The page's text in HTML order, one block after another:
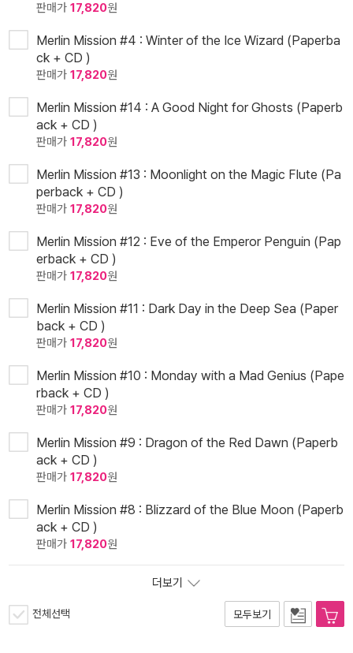
판매가 17,820원
Merlin Mission #4 : Winter of the Ice Wizard (Paperba
ck + CD )
판매가 17,820원
Merlin Mission #14 : A Good Night for Ghosts (Paperb
ack + CD )
판매가 17,820원
Merlin Mission #13 : Moonlight on the Magic Flute (Pa
perback + CD )
판매가 17,820원
Merlin Mission #12 : Eve of the Emperor Penguin (Pap
erback + CD )
판매가 17,820원
Merlin Mission #11 : Dark Day in the Deep Sea (Paper
back + CD )
판매가 17,820원
Merlin Mission #10 : Monday with a Mad Genius (Pape
rback + CD )
판매가 17,820원
Merlin Mission #9 : Dragon of the Red Dawn (Paperb
ack + CD )
판매가 17,820원
Merlin Mission #8 : Blizzard of the Blue Moon (Paperb
ack + CD )
판매가 17,820원
더보기
전체선택 모두보기